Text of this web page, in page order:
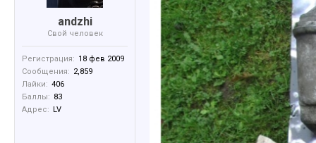
аndzhi
Свой человек
Регистрация: 18 фев 2009
Сообщения: 2,859
Лайки: 406
Баллы: 83
Адрес:
LV